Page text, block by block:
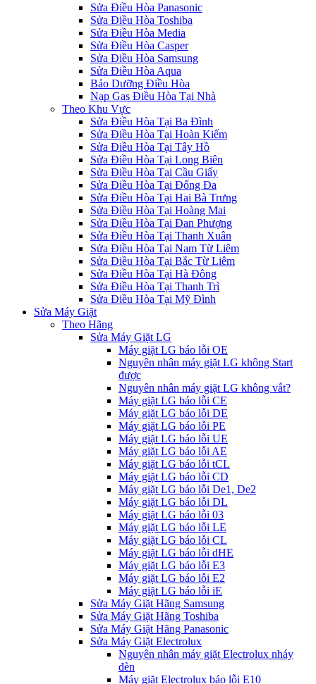
Sửa Điều Hòa Panasonic
Sửa Điều Hòa Toshiba
Sửa Điều Hòa Media
Sửa Điều Hòa Casper
Sửa Điều Hòa Samsung
Sửa Điều Hòa Aqua
Bảo Dưỡng Điều Hòa
Nạp Gas Điều Hòa Tại Nhà
Theo Khu Vực
Sửa Điều Hòa Tại Ba Đình
Sửa Điều Hòa Tại Hoàn Kiếm
Sửa Điều Hòa Tại Tây Hồ
Sửa Điều Hòa Tại Long Biên
Sửa Điều Hòa Tại Cầu Giấy
Sửa Điều Hòa Tại Đống Đa
Sửa Điều Hòa Tại Hai Bà Trưng
Sửa Điều Hòa Tại Hoàng Mai
Sửa Điều Hòa Tại Đan Phượng
Sửa Điều Hòa Tại Thanh Xuân
Sửa Điều Hòa Tại Nam Từ Liêm
Sửa Điều Hòa Tại Bắc Từ Liêm
Sửa Điều Hòa Tại Hà Đông
Sửa Điều Hòa Tại Thanh Trì
Sửa Điều Hòa Tại Mỹ Đình
Sửa Máy Giặt
Theo Hãng
Sửa Máy Giặt LG
Máy giặt LG báo lỗi OE
Nguyên nhân máy giặt LG không Start
được
Nguyên nhân máy giặt LG không vắt?
Máy giặt LG báo lỗi CE
Máy giặt LG báo lỗi DE
Máy giặt LG báo lỗi PE
Máy giặt LG báo lỗi UE
Máy giặt LG báo lỗi AE
Máy giặt LG báo lỗi tCL
Máy giặt LG báo lỗi CD
Máy giặt LG báo lỗi De1, De2
Máy giặt LG báo lỗi DL
Máy giặt LG báo lỗi 03
Máy giặt LG báo lỗi LE
Máy giặt LG báo lỗi CL
Máy giặt LG báo lỗi dHE
Máy giặt LG báo lỗi E3
Máy giặt LG báo lỗi E2
Máy giặt LG báo lỗi iE
Sửa Máy Giặt Hãng Samsung
Sửa Máy Giặt Hãng Toshiba
Sửa Máy Giặt Hãng Panasonic
Sửa Máy Giặt Electrolux
Nguyên nhân máy giặt Electrolux nháy
đèn
Máy giặt Electrolux báo lỗi E10